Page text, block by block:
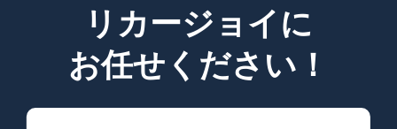
リカージョイに
お任せください！